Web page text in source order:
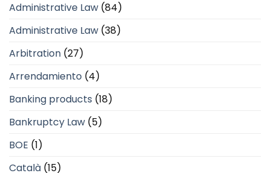
Administrative Law (84)
Administrative Law (38)
Arbitration (27)
Arrendamiento (4)
Banking products (18)
Bankruptcy Law (5)
BOE (1)
Català (15)